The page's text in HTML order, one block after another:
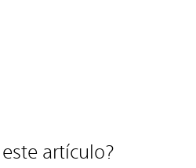
artículo?